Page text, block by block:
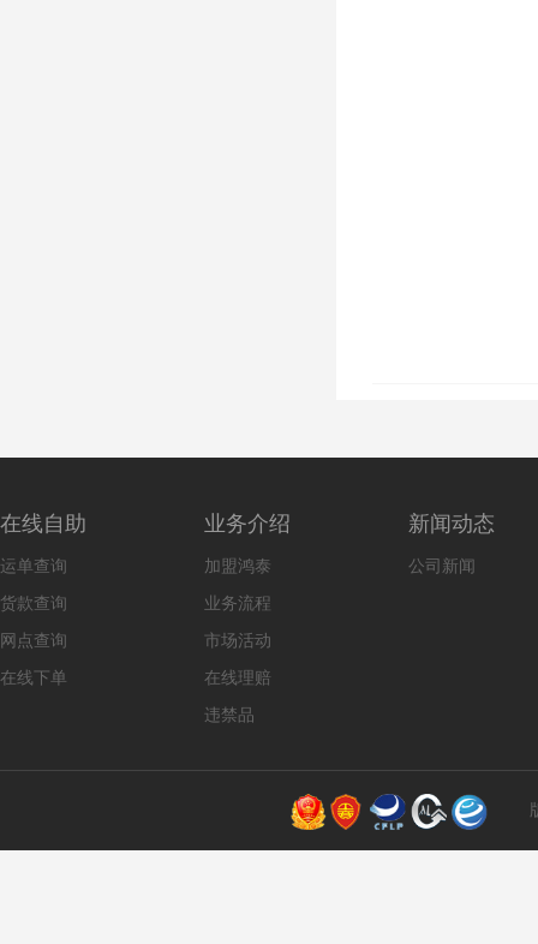
在线自助
运单查询
货款查询
网点查询
在线下单
业务介绍
加盟鸿泰
业务流程
市场活动
在线理赔
违禁品
新闻动态
公司新闻